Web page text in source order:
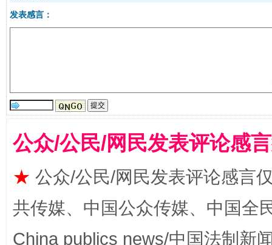
全民健身五年计划来了！等你上场
发表感言：
公众/公民/网民发表评论感
★ 公众/公民/网民发表评论感言
共传媒、中国公众传媒、中国全
China publics news/中国法制新